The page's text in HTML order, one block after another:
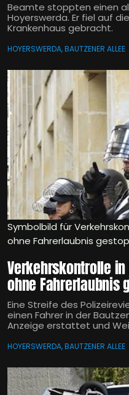
Beamte stoppten einen
Hoyerswerda. Er fiel auf
Krankenhaus gebracht.
HOYERSWERDA, BAUTZENER ALLEE
Symbolbild für
ohne Fahrerlaubnis
Verkehrskontrolle
ohne Fahrerlaubnis
Eine Streife des
einen Fahrer in der
Anzeige erstattet und
HOYERSWERDA, BAUTZENER ALLEE